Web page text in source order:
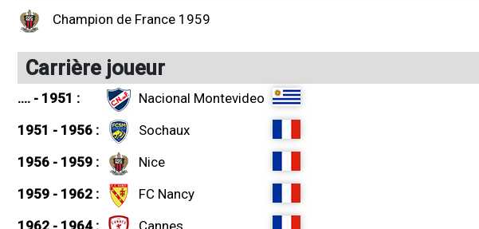
Champion de France 1959
Carrière joueur
.... - 1951 :
Nacional Montevideo
1951 - 1956 :
Sochaux
1956 - 1959 :
Nice
1959 - 1962 :
FC Nancy
1962 - 1964 :
Cannes